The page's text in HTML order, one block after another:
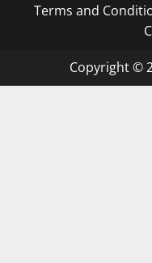
Terms and
Copyright ©